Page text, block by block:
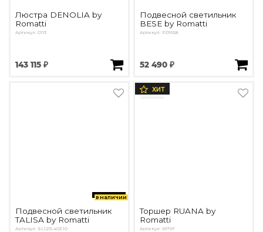
Люстра DENOLIA by
Romatti
Артикул: 0113
143 115 ₽
Подвесной светильник
BESE by Romatti
Артикул: PD1658
52 490 ₽
в наличии
Подвесной светильник
TALISA by Romatti
Артикул: SL1215.403.10
ХИТ
Торшер RUANA by
Romatti
Артикул: 9979F